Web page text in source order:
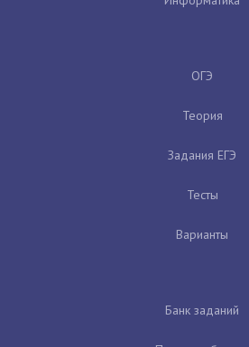
ОГЭ
Теория
Задания ЕГЭ
Тесты
Варианты
Банк заданий